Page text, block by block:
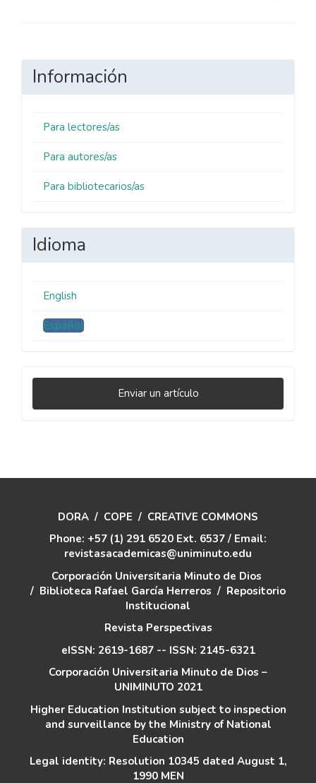
Información
Para lectores/as
Para autores/as
Para bibliotecarios/as
Idioma
English
Español
Enviar
un
Enviar un artículo
DORA / COPE / CREATIVE COMMONS
Phone: +57 (1) 291 6520 Ext. 6537 / Email:
revistasacademicas@uniminuto.edu
Corporación Universitaria Minuto de Dios
/ Biblioteca Rafael García Herreros / Repositorio
Institucional
Revista Perspectivas
eISSN: 2619-1687 -- ISSN: 2145-6321
Corporación Universitaria Minuto de Dios –
UNIMINUTO 2021
Higher Education Institution subject to inspection
and surveillance by the Ministry of National
Education
Legal identity: Resolution 10345 dated August 1,
1990 MEN